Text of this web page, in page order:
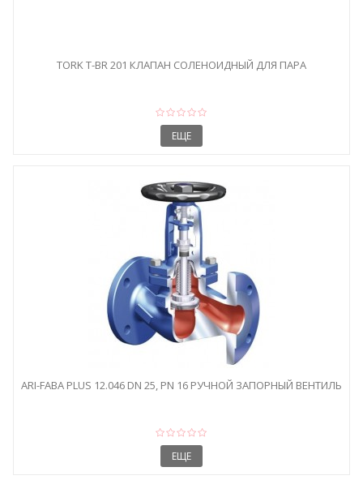
TORK T-BR 201 КЛАПАН СОЛЕНОИДНЫЙ ДЛЯ ПАРА
ЕЩЕ
ARI-FABA PLUS 12.046 DN 25, PN 16 РУЧНОЙ ЗАПОРНЫЙ ВЕНТИЛЬ
ЕЩЕ